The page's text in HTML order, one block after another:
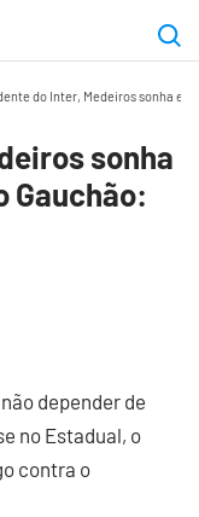
do Inter, Medeiros sonha em
sonha
Gauchão:
depender de
no Estadual, o
contra o